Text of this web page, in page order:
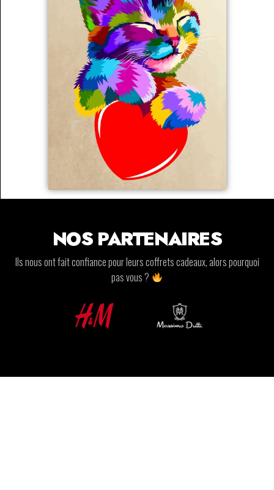
NOS PARTENAIRES
Ils nous ont fait confiance pour leurs coffrets cadeaux, alors pourquoi
pas vous ?